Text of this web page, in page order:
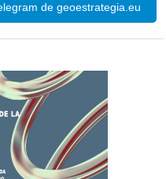
de geoestrategia.eu